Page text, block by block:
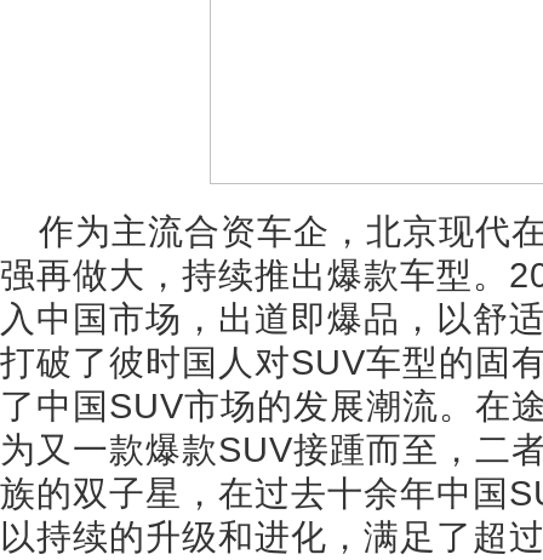
作为主流合资车企，北京现代
强再做大，持续推出爆款车型。
入中国市场，出道即爆品，以舒
打破了彼时国人对SUV车型的固
了中国SUV市场的发展潮流。在
为又一款爆款SUV接踵而至，二
族的双子星，在过去十余年中国
以持续的升级和进化，满足了超